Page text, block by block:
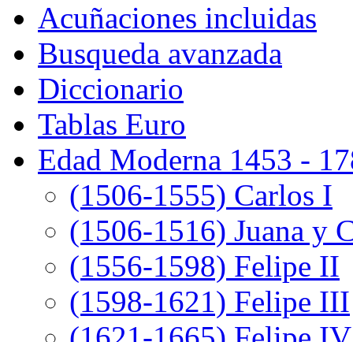
Acuñaciones incluidas
Busqueda avanzada
Diccionario
Tablas Euro
Edad Moderna 1453 -
(1506-1555) Carlos I
(1506-1516) Juana y
(1556-1598) Felipe II
(1598-1621) Felipe III